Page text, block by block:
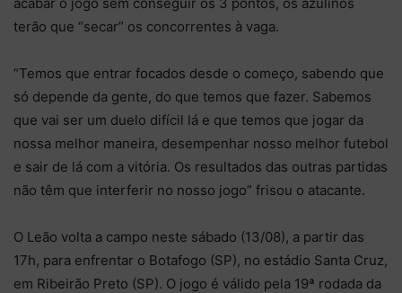
terão que “secar” os concorrentes à vaga.
“Temos que entrar focados desde o começo, sabendo que
só depende da gente, do que temos que fazer. Sabemos
que vai ser um duelo difícil lá e que temos que jogar da
nossa melhor maneira, desempenhar nosso melhor futebol
e sair de lá com a vitória. Os resultados das outras partidas
não têm que interferir no nosso jogo” frisou o atacante.
O Leão volta a campo neste sábado (13/08), a partir das
17h, para enfrentar o Botafogo (SP), no estádio Santa Cruz,
em Ribeirão Preto (SP). O jogo é válido pela 19ª rodada da